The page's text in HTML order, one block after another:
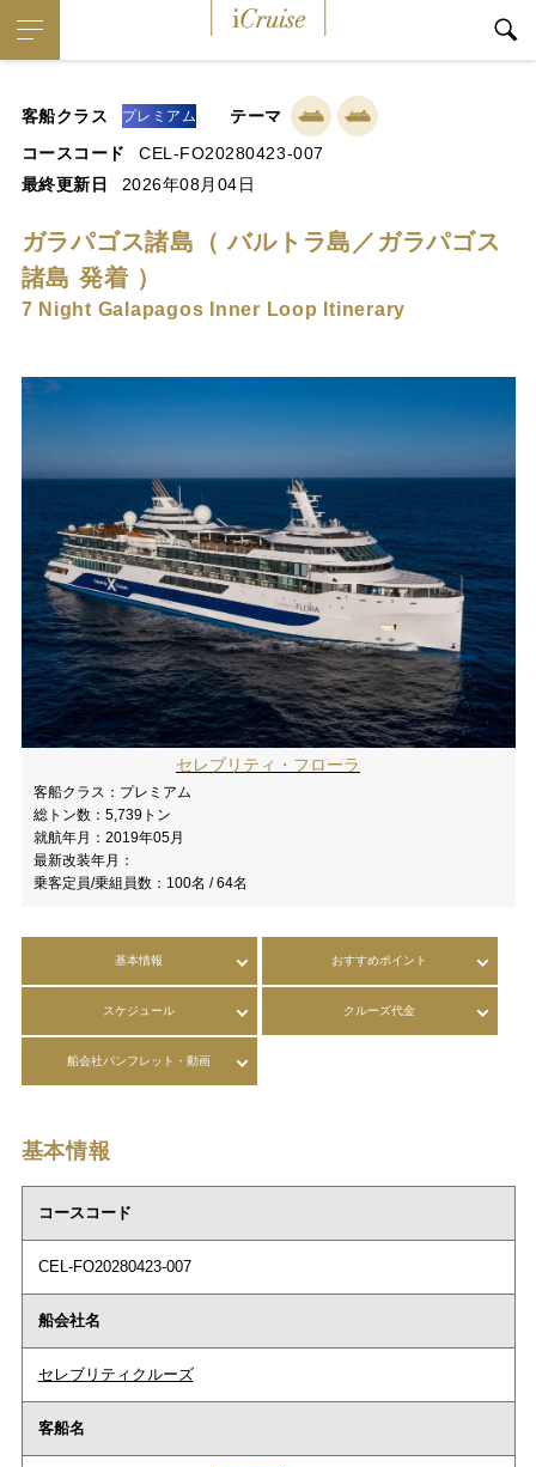
客船クラス プレミアム
テーマ
コースコード
CEL-FO20280423-007
最終更新日
2026年08月04日
ガラパゴス諸島（ バルトラ島／ガラパゴス
諸島 発着 ）
7 Night Galapagos Inner Loop Itinerary
セレブリティ・フローラ
客船クラス： プレミアム
総トン数： 5,739トン
就航年月： 2019年05月
最新改装年月：
乗客定員/乗組員数： 100名 / 64名
基本情報 おすすめポイント
スケジュール クルーズ代金
船会社パンフレット・動画
基本情報
コースコード
CEL-FO20280423-007
船会社名
セレブリティクルーズ
客船名